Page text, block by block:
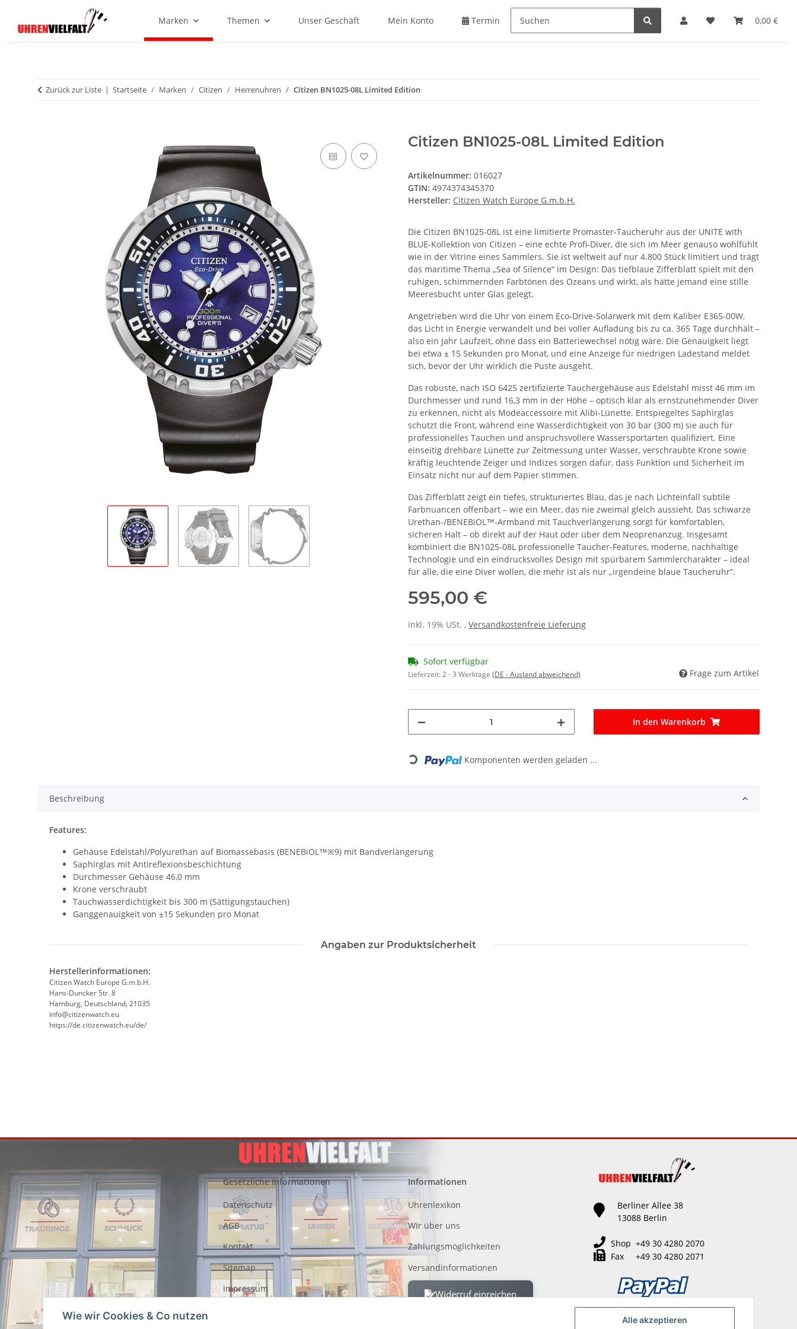
Alle akzeptieren
Wie wir Cookies & Co nutzen
0,00 €
Marken Themen Unser Geschäft Mein Konto Termin buchen
Zurück zur Liste Startseite Marken Citizen Herrenuhren Citizen BN1025-08L Limited Edition
Citizen BN1025-08L Limited Edition
Artikelnummer: 016027
GTIN: 4974374345370
Hersteller: Citizen Watch Europe G.m.b.H.
Die Citizen BN1025‑08L ist eine limitierte Promaster-Taucheruhr aus der UNITE with
BLUE-Kollektion von Citizen – eine echte Profi-Diver, die sich im Meer genauso wohlfühlt
wie in der Vitrine eines Sammlers. Sie ist weltweit auf nur 4.800 Stück limitiert und trägt
das maritime Thema „Sea of Silence“ im Design: Das tiefblaue Zifferblatt spielt mit den
ruhigen, schimmernden Farbtönen des Ozeans und wirkt, als hätte jemand eine stille
Meeresbucht unter Glas gelegt.
Angetrieben wird die Uhr von einem Eco‑Drive-Solarwerk mit dem Kaliber E365‑00W,
das Licht in Energie verwandelt und bei voller Aufladung bis zu ca. 365 Tage durchhält –
also ein Jahr Laufzeit, ohne dass ein Batteriewechsel nötig wäre. Die Genauigkeit liegt
bei etwa ± 15 Sekunden pro Monat, und eine Anzeige für niedrigen Ladestand meldet
sich, bevor der Uhr wirklich die Puste ausgeht.
Das robuste, nach ISO 6425 zertifizierte Tauchergehäuse aus Edelstahl misst 46 mm im
Durchmesser und rund 16,3 mm in der Höhe – optisch klar als ernstzunehmender Diver
zu erkennen, nicht als Modeaccessoire mit Alibi-Lünette. Entspiegeltes Saphirglas
schützt die Front, während eine Wasserdichtigkeit von 30 bar (300 m) sie auch für
professionelles Tauchen und anspruchsvollere Wassersportarten qualifiziert. Eine
einseitig drehbare Lünette zur Zeitmessung unter Wasser, verschraubte Krone sowie
kräftig leuchtende Zeiger und Indizes sorgen dafür, dass Funktion und Sicherheit im
Einsatz nicht nur auf dem Papier stimmen.
Das Zifferblatt zeigt ein tiefes, strukturiertes Blau, das je nach Lichteinfall subtile
Farbnuancen offenbart – wie ein Meer, das nie zweimal gleich aussieht. Das schwarze
Urethan-/BENEBiOL™-Armband mit Tauchverlängerung sorgt für komfortablen,
sicheren Halt – ob direkt auf der Haut oder über dem Neoprenanzug. Insgesamt
kombiniert die BN1025‑08L professionelle Taucher-Features, moderne, nachhaltige
Technologie und ein eindrucksvolles Design mit spürbarem Sammlercharakter – ideal
für alle, die eine Diver wollen, die mehr ist als nur „irgendeine blaue Taucheruhr“.
595,00 €
inkl. 19% USt. , Versandkostenfreie Lieferung
Sofort verfügbar
Lieferzeit:2 - 3 Werktage (DE - Ausland abweichend) Frage zum Artikel
In den Warenkorb
Loading... Komponenten werden geladen ...
Beschreibung
Features:
Gehäuse Edelstahl/Polyurethan auf Biomassebasis (BENEBiOL™※9) mit Bandverlängerung
Saphirglas mit Antireflexionsbeschichtung
Durchmesser Gehäuse 46,0 mm
Krone verschraubt
Tauchwasserdichtigkeit bis 300 m (Sättigungstauchen)
Ganggenauigkeit von ±15 Sekunden pro Monat
Angaben zur Produktsicherheit
Herstellerinformationen:
Citizen Watch Europe G.m.b.H.
Hans-Duncker Str. 8
Hamburg, Deutschland, 21035
info@citizenwatch.eu
https://de.citizenwatch.eu/de/
Gesetzliche Informationen
Datenschutz
AGB
Kontakt
Sitemap
Impressum
Informationen
Uhrenlexikon
Wir über uns
Zahlungsmöglichkeiten
Versandinformationen
Widerruf einreichen
Berliner Allee 38
13088 Berlin
Shop +49 30 4280 2070
Fax +49 30 4280 2071